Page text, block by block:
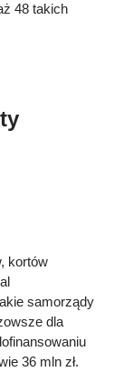
48 takich
kortów
samorządy
dla
36 mln zł.